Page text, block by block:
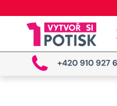
+420 910 927